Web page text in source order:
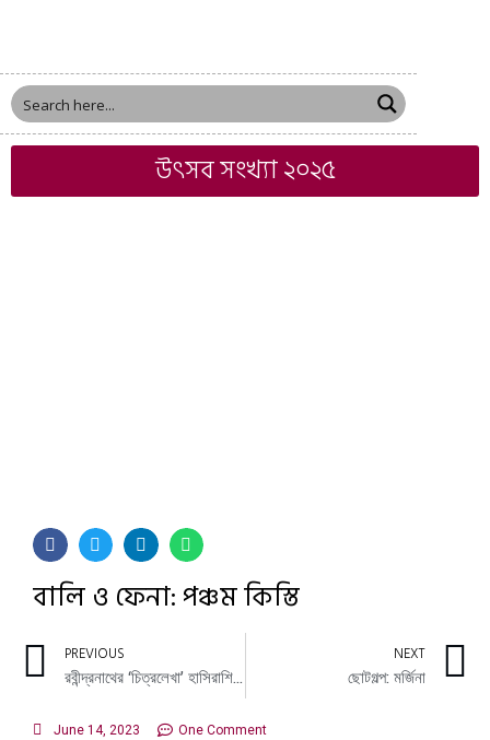
উৎসব সংখ্যা ২০২৫
বালি ও ফেনা: পঞ্চম কিস্তি
PREVIOUS
NEXT
ছোটগল্প: মর্জিনা
June 14, 2023 One Comment